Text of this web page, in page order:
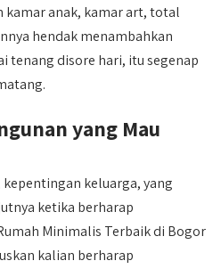
kamar anak, kamar art, total
hendak menambahkan
tenang disore hari, itu segenap
yang Mau
keluarga, yang
ketika berharap
Minimalis Terbaik di Bogor
kalian berharap